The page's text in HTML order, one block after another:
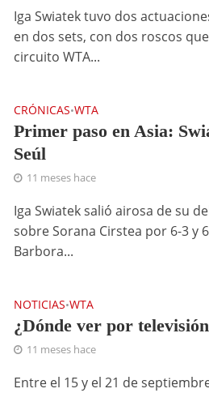
Iga Swiatek tuvo dos
en dos sets, con dos roscos
circuito WTA...
CRÓNICAS•WTA
Primer paso en Asia:
Seúl
11 meses hace
Iga Swiatek salió airosa de su
sobre Sorana Cirstea por 6-3 y
Barbora...
NOTICIAS•WTA
¿Dónde ver por
11 meses hace
Entre el 15 y el 21 de